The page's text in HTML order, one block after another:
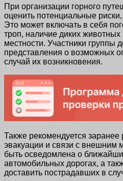
При организации горного
оценить потенциальные
Это может включать в себя
троп, наличие диких животных
местности. Участники группы
представления о возможных
случай их возникновения.
Также рекомендуется заранее
эвакуации и связи с внешним
быть осведомлена о
автомобильных дорогах, а
доставить пострадавших в